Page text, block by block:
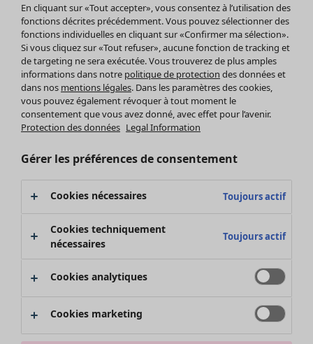
Leggings et collants
Accessoires
Chaussures
Vêtements de bain
Basics
Soldes Mobilier
Bonnes affaires déco
Décoration
Textiles
Tapis
Éponge
Promos SOLDES
Les promos de Gudrun Sjödén
Nouvel arrivage
Bonnes affaires en soldes - jusqu'à -70
En cliquant sur «Tout accepter», vous consentez à l’utilisation des
fonctions décrites précédemment. Vous pouvez sélectionner des
fonctions individuelles en cliquant sur «Confirmer ma sélection».
Si vous cliquez sur «Tout refuser», aucune fonction de tracking et
de targeting ne sera exécutée. Vous trouverez de plus amples
informations dans notre politique de protection des données et
dans nos mentions légales. Dans les paramètres des cookies,
vous pouvez également révoquer à tout moment le
consentement que vous avez donné, avec effet pour l’avenir.
Protection des données Legal Information
Gérer les préférences de consentement
Cookies nécessaires Toujours actif
Cookies techniquement
nécessaires
Toujours actif
Cookies analytiques
Cookies marketing